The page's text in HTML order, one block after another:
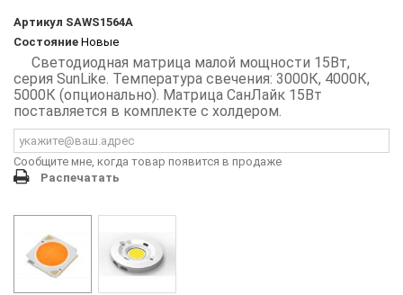
Артикул SAWS1564A
Состояние Новые
Светодиодная матрица малой мощности 15Вт,
серия SunLike. Температура свечения: 3000К, 4000К,
5000К (опционально). Матрица СанЛайк 15Вт
поставляется в комплекте с холдером.
Сообщите мне, когда товар появится в продаже
Распечатать